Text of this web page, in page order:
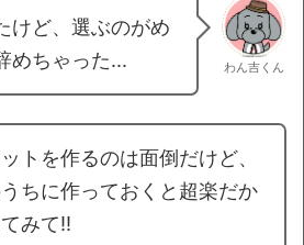
けど、選ぶのがめ
めちゃった...
わん吉くん
トを作るのは面倒だけど、
ちに作っておくと超楽だか
みて!!